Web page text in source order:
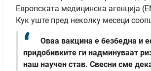
Европската медицинска агенција
Кук уште пред неколку месеци
Оваа вакцина е безбедна и
придобивките ги надминуваат
наш научен став. Свесни сме